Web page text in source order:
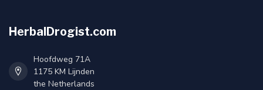
HerbalDrogist.com
Hoofdweg 71A
1175 KM Lijnden
the Netherlands